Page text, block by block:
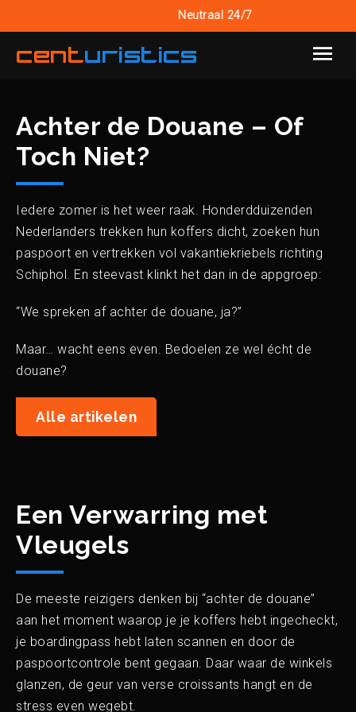
Neutraal 24/7
centuristics
Achter de Douane – Of
Toch Niet?
Iedere zomer is het weer raak. Honderdduizenden
Nederlanders trekken hun koffers dicht, zoeken hun
paspoort en vertrekken vol vakantiekriebels richting
Schiphol. En steevast klinkt het dan in de appgroep:
“We spreken af achter de douane, ja?”
Maar… wacht eens even. Bedoelen ze wel écht de
douane?
Alle artikelen
Een Verwarring met
Vleugels
De meeste reizigers denken bij “achter de douane”
aan het moment waarop je je koffers hebt ingecheckt,
je boardingpass hebt laten scannen en door de
paspoortcontrole bent gegaan. Daar waar de winkels
glanzen, de geur van verse croissants hangt en de
stress even wegebt.